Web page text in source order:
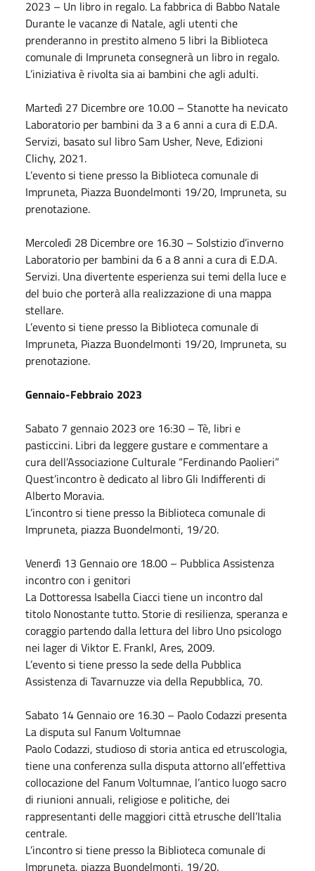
2023 – Un libro in regalo. La fabbrica di Babbo Natale
Durante le vacanze di Natale, agli utenti che
prenderanno in prestito almeno 5 libri la Biblioteca
comunale di Impruneta consegnerà un libro in regalo.
L’iniziativa è rivolta sia ai bambini che agli adulti.
Martedì 27 Dicembreore 10.00 – Stanotte ha nevicato
Laboratorio per bambini da 3 a 6 anni a cura di E.D.A.
Servizi, basato sul libro Sam Usher, Neve, Edizioni
Clichy, 2021.
L’evento si tiene presso la Biblioteca comunale di
Impruneta, Piazza Buondelmonti 19/20, Impruneta, su
prenotazione.
Mercoledì 28 Dicembreore 16.30 – Solstizio d’inverno
Laboratorio per bambini da 6 a 8 anni a cura di E.D.A.
Servizi. Una divertente esperienza sui temi della luce e
del buio che porterà alla realizzazione di una mappa
stellare.
L’evento si tiene presso la Biblioteca comunale di
Impruneta, Piazza Buondelmonti 19/20, Impruneta, su
prenotazione.
Gennaio-Febbraio 2023
Sabato 7 gennaio 2023 ore 16:30 – Tè, libri e
pasticcini. Libri da leggere gustare e commentare a
cura dell’Associazione Culturale “Ferdinando Paolieri”
Quest’incontro è dedicato al libro Gli Indifferenti di
Alberto Moravia.
L’incontro si tiene presso la Biblioteca comunale di
Impruneta, piazza Buondelmonti, 19/20.
Venerdì 13 Gennaioore 18.00 – Pubblica Assistenza
incontro con i genitori
La Dottoressa Isabella Ciacci tiene un incontro dal
titolo Nonostante tutto. Storie di resilienza, speranza e
coraggio partendo dalla lettura del libro Uno psicologo
nei lager di Viktor E. Frankl, Ares, 2009.
L’evento si tiene presso la sede della Pubblica
Assistenza di Tavarnuzze via della Repubblica, 70.
Sabato 14 Gennaioore 16.30 – Paolo Codazzi presenta
La disputa sul Fanum Voltumnae
Paolo Codazzi, studioso di storia antica ed etruscologia,
tiene una conferenza sulla disputa attorno all’effettiva
collocazione del Fanum Voltumnae, l’antico luogo sacro
di riunioni annuali, religiose e politiche, dei
rappresentanti delle maggiori città etrusche dell’Italia
centrale.
L’incontro si tiene presso la Biblioteca comunale di
Impruneta, piazza Buondelmonti, 19/20.